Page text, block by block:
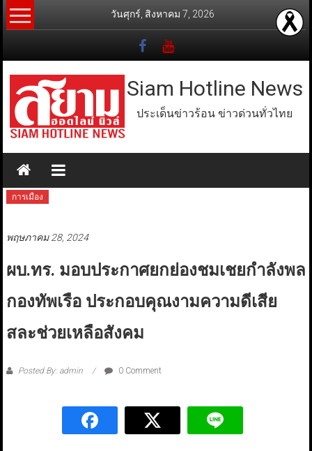
Skip
to
วันศุกร์, สิงหาคม 7, 2026
Siam Hotline News
ประเด็นข่าวร้อน ข่าวด่วนทั่วไทย
การเมือง
พฤษภาคม 28, 2024
ผบ.ทร. มอบประกาศยกย่องชมเชยกำลังพล
กองทัพเรือ ประกอบคุณงามความดีเสีย
สละช่วยเหลือสังคม
Posted By: admin 0 Comment